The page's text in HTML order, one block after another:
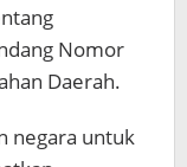
Nomor
Daerah.
negara untuk